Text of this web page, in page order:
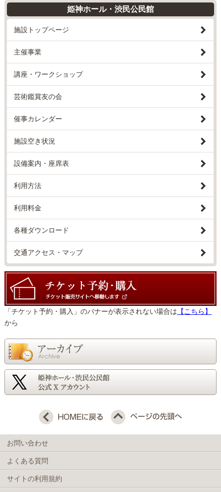
姫神ホール・渋民公民館
施設トップページ
主催事業
講座・ワークショップ
芸術鑑賞友の会
催事カレンダー
施設空き状況
設備案内・座席表
利用方法
利用料金
各種ダウンロード
交通アクセス・マップ
「チケット予約・購入」のバナーが表示されない場合は 【こちら】
から
お問い合わせ
よくある質問
サイトの利用規約